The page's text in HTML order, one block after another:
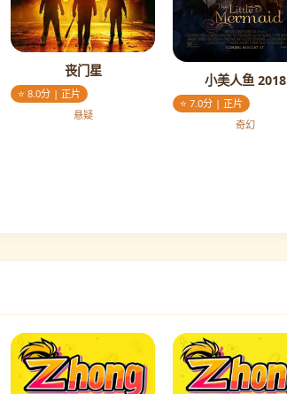
丧门星
⭐ 8.0分 | 正片
悬疑
小美人鱼 2018
⭐ 7.0分 | 正片
奇幻